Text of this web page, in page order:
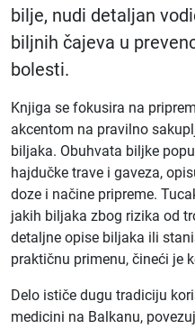
bilje, nudi detaljan
biljnih čajeva u
bolesti.
Knjiga se fokusira na
akcentom na pravilno
biljaka. Obuhvata biljke
hajdučke trave i gaveza,
doze i načine pripreme.
jakih biljaka zbog rizika od
detaljne opise biljaka ili
praktičnu primenu, čineći je
Delo ističe dugu tradiciju
medicini na Balkanu,